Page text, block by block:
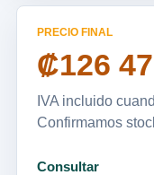
PRECIO FINAL
₡126
IVA incluido
Confirmamos
Consultar